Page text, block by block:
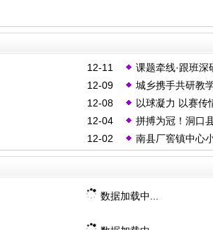
12-11
课题牵线·跟班
12-09
城乡携手共研教
12-08
以球凝力 以赛传
12-04
拼搏为冠！洞口
12-02
南县厂窖镇中心
数据加载中...